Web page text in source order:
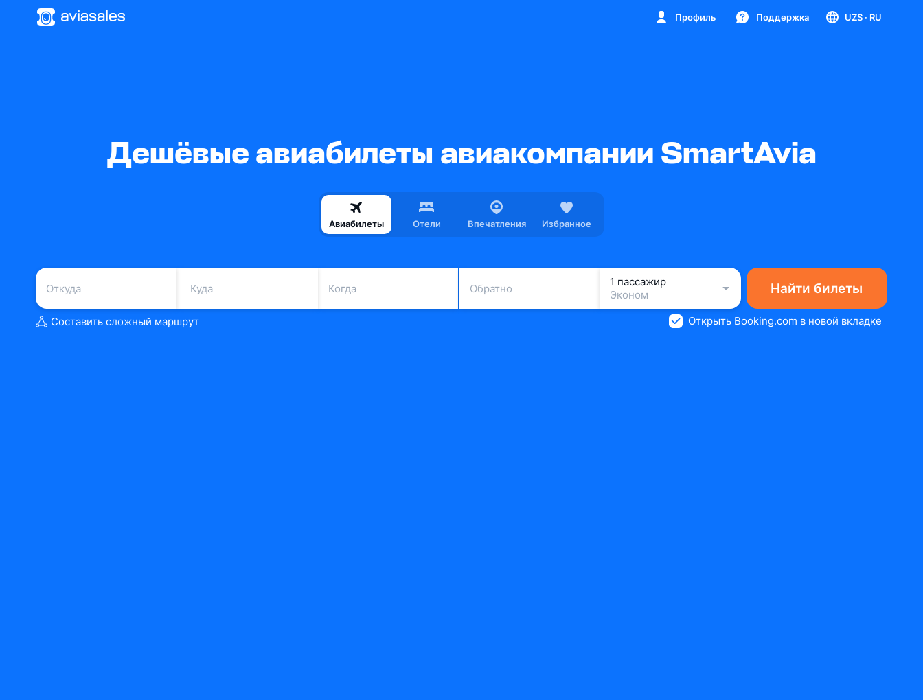
Профиль Поддержка UZS · RU
Дешёвые авиабилеты авиакомпании SmartAvia
Авиабилеты Отели Впечатления Избранное
Когда Обратно
1 пассажир
Эконом
Найти билеты
Составить сложный маршрут Открыть Booking.com в новой вкладке